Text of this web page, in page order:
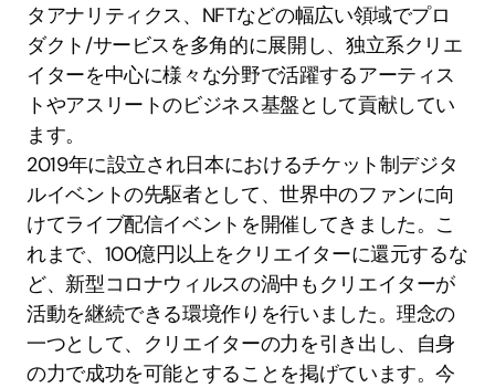
タアナリティクス、NFTなどの幅広い領域でプロ
ダクト/サービスを多角的に展開し、独立系クリエ
イターを中心に様々な分野で活躍するアーティス
トやアスリートのビジネス基盤として貢献してい
ます。
2019年に設立され日本におけるチケット制デジタ
ルイベントの先駆者として、世界中のファンに向
けてライブ配信イベントを開催してきました。こ
れまで、100億円以上をクリエイターに還元するな
ど、新型コロナウィルスの渦中もクリエイターが
活動を継続できる環境作りを行いました。理念の
一つとして、クリエイターの力を引き出し、自身
の力で成功を可能とすることを掲げています。今